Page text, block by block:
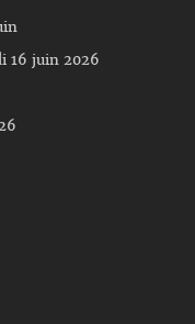
16 juin 2026